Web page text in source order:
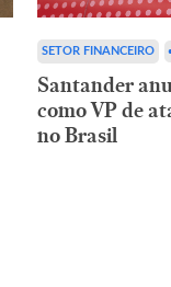
SETOR FINANCEIRO
Santander
como VP de
no Brasil